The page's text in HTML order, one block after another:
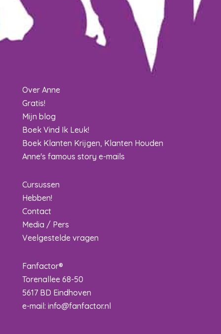
Over Anne
Gratis!
Mijn blog
Boek Vind Ik Leuk!
Boek Klanten Krijgen, Klanten Houden
Anne's famous story e-mails
Cursussen
Hebben!
Contact
Media / Pers
Veelgestelde vragen
Fanfactor®
Torenallee 68-50
5617 BD Eindhoven
e-mail: info@fanfactor.nl